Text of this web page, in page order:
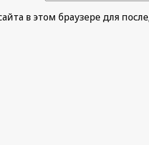
в этом браузере для